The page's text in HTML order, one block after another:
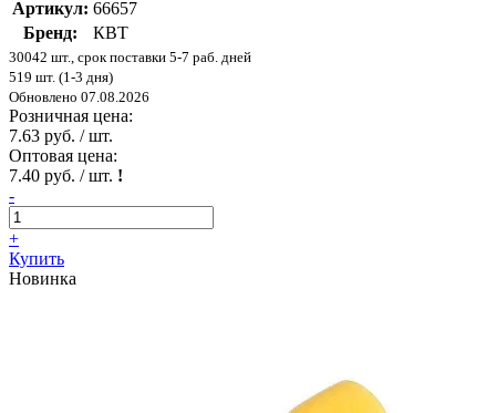
Артикул: 66657
Бренд:
КВТ
30042 шт., срок поставки 5-7 раб. дней
519 шт. (1-3 дня)
Обновлено 07.08.2026
Розничная цена:
7.63 руб. / шт.
Оптовая цена:
7.40 руб. / шт. !
-
+
Купить
Новинка